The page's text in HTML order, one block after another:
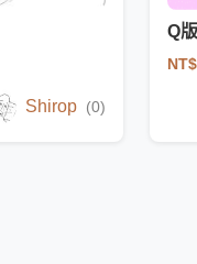
Shirop (0)
Q版